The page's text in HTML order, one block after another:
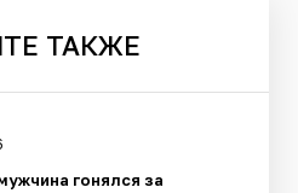
ТАКЖЕ
гонялся за